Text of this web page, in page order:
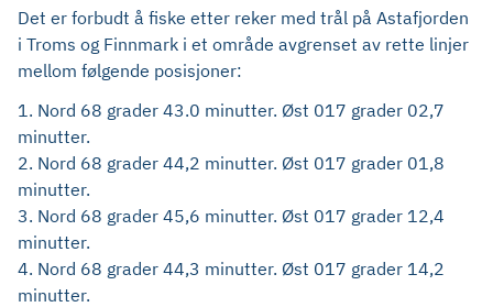
Det er forbudt å fiske etter reker med trål på Astafjorden
i Troms og Finnmark i et område avgrenset av rette linjer
mellom følgende posisjoner:
1. Nord 68 grader 43.0 minutter. Øst 017 grader 02,7
minutter.
2. Nord 68 grader 44,2 minutter. Øst 017 grader 01,8
minutter.
3. Nord 68 grader 45,6 minutter. Øst 017 grader 12,4
minutter.
4. Nord 68 grader 44,3 minutter. Øst 017 grader 14,2
minutter.